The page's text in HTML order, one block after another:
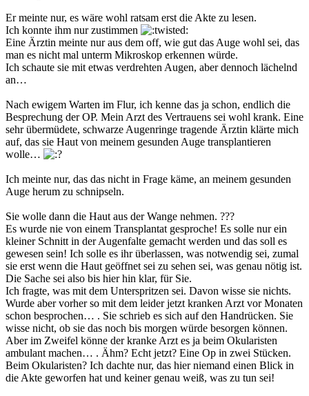
Er meinte nur, es wäre wohl ratsam erst die Akte zu lesen.
Ich konnte ihm nur zustimmen
Eine Ärztin meinte nur aus dem off, wie gut das Auge wohl sei, das
man es nicht mal unterm Mikroskop erkennen würde.
Ich schaute sie mit etwas verdrehten Augen, aber dennoch lächelnd
an…
Nach ewigem Warten im Flur, ich kenne das ja schon, endlich die
Besprechung der OP. Mein Arzt des Vertrauens sei wohl krank. Eine
sehr übermüdete, schwarze Augenringe tragende Ärztin klärte mich
auf, das sie Haut von meinem gesunden Auge transplantieren
wolle…
Ich meinte nur, das das nicht in Frage käme, an meinem gesunden
Auge herum zu schnipseln.
Sie wolle dann die Haut aus der Wange nehmen. ???
Es wurde nie von einem Transplantat gesproche! Es solle nur ein
kleiner Schnitt in der Augenfalte gemacht werden und das soll es
gewesen sein! Ich solle es ihr überlassen, was notwendig sei, zumal
sie erst wenn die Haut geöffnet sei zu sehen sei, was genau nötig ist.
Die Sache sei also bis hier hin klar, für Sie.
Ich fragte, was mit dem Unterspritzen sei. Davon wisse sie nichts.
Wurde aber vorher so mit dem leider jetzt kranken Arzt vor Monaten
schon besprochen… . Sie schrieb es sich auf den Handrücken. Sie
wisse nicht, ob sie das noch bis morgen würde besorgen können.
Aber im Zweifel könne der kranke Arzt es ja beim Okularisten
ambulant machen… . Ähm? Echt jetzt? Eine Op in zwei Stücken.
Beim Okularisten? Ich dachte nur, das hier niemand einen Blick in
die Akte geworfen hat und keiner genau weiß, was zu tun sei!